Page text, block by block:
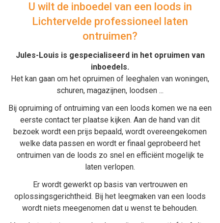
U wilt de inboedel van een loods in
Lichtervelde professioneel laten
ontruimen?
Jules-Louis is gespecialiseerd in het opruimen van
inboedels.
Het kan gaan om het opruimen of leeghalen van woningen,
schuren, magazijnen, loodsen ...
Bij opruiming of ontruiming van een loods komen we na een
eerste contact ter plaatse kijken. Aan de hand van dit
bezoek wordt een prijs bepaald, wordt overeengekomen
welke data passen en wordt er finaal geprobeerd het
ontruimen van de loods zo snel en efficiënt mogelijk te
laten verlopen.
Er wordt gewerkt op basis van vertrouwen en
oplossingsgerichtheid. Bij het leegmaken van een loods
wordt niets meegenomen dat u wenst te behouden.